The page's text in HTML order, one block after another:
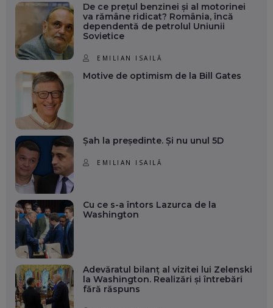
De ce prețul benzinei și al motorinei
va rămâne ridicat? România, încă
dependentă de petrolul Uniunii
Sovietice
EMILIAN ISAILĂ
Motive de optimism de la Bill Gates
Șah la președinte. Și nu unul 5D
EMILIAN ISAILĂ
Cu ce s-a întors Lazurca de la
Washington
Adevăratul bilanț al vizitei lui Zelenski
la Washington. Realizări și întrebări
fără răspuns